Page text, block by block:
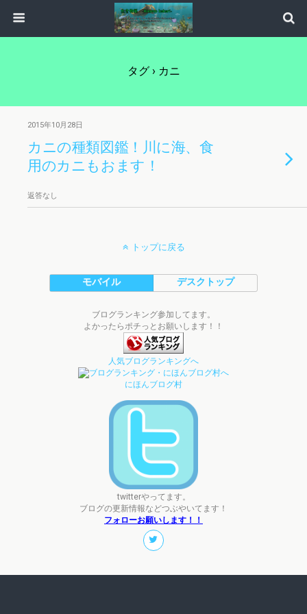
タグ › カニ
2015年10月28日
カニの種類図鑑！川に海、食
用のカニもおます！
返答なし
トップに戻る
モバイル デスクトップ
ブログランキング参加してます。
よかったらポチっとお願いします！！
人気ブログランキングへ
にほんブログ村
twitterやってます。
ブログの更新情報などつぶやいてます！
フォローお願いします！！